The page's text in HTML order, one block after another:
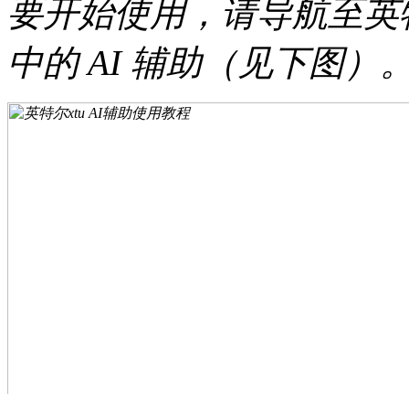
要开始使用，请导航至
中的 AI 辅助（见下图）